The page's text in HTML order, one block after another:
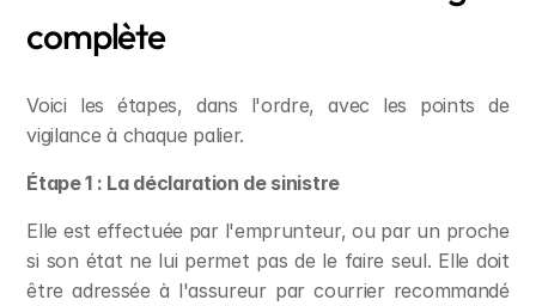
complète
Voici les étapes, dans l'ordre, avec les points de
vigilance à chaque palier.
Étape 1 : La déclaration de sinistre
Elle est effectuée par l'emprunteur, ou par un proche
si son état ne lui permet pas de le faire seul. Elle doit
être adressée à l'assureur par courrier recommandé